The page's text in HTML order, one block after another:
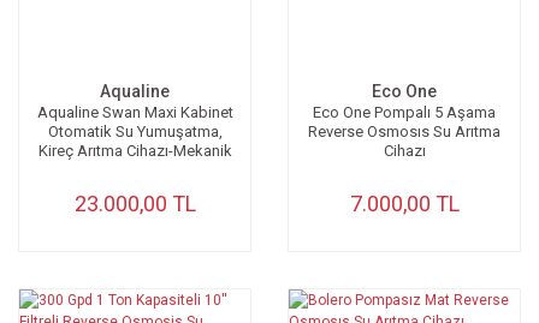
Aqualine
Aqualine Swan Maxi Kabinet
Otomatik Su Yumuşatma,
Kireç Arıtma Cihazı-Mekanik
23.000,00 TL
Eco One
Eco One Pompalı 5 Aşama
Reverse Osmosıs Su Arıtma
Cihazı
7.000,00 TL